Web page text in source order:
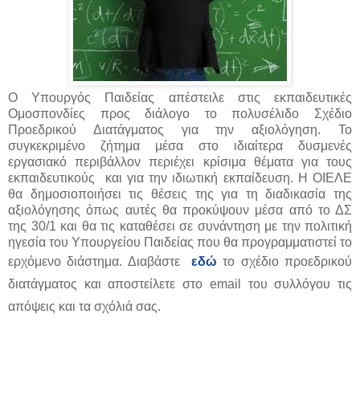
Ο Υπουργός Παιδείας απέστειλε στις εκπαιδευτικές
Ομοσπονδίες προς διάλογο το πολυσέλιδο Σχέδιο
Προεδρικού Διατάγματος για την αξιολόγηση. Το
συγκεκριμένο ζήτημα μέσα στο ιδιαίτερα δυσμενές
εργασιακό περιβάλλον περιέχει κρίσιμα θέματα για τους
εκπαιδευτικούς και για την ιδιωτική εκπαίδευση. Η ΟΙΕΛΕ
θα δημοσιοποιήσει τις θέσεις της για τη διαδικασία της
αξιολόγησης όπως αυτές θα προκύψουν μέσα από το ΔΣ
της 30/1 και θα τις καταθέσει σε συνάντηση με την πολιτική
ηγεσία του Υπουργείου Παιδείας που θα προγραμματιστεί το
ερχόμενο διάστημα. Διαβάστε
εδώ το σχέδιο προεδρικού
διατάγματος και αποστείλετε στο email του συλλόγου τις
απόψεις και τα σχόλιά σας.